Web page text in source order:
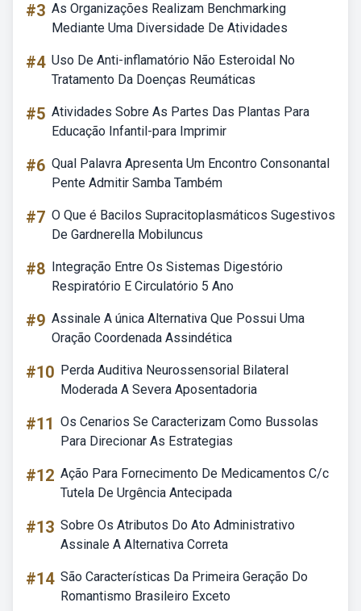
#3 As Organizações Realizam Benchmarking
Mediante Uma Diversidade De Atividades
#4 Uso De Anti-inflamatório Não Esteroidal No
Tratamento Da Doenças Reumáticas
#5 Atividades Sobre As Partes Das Plantas Para
Educação Infantil-para Imprimir
#6 Qual Palavra Apresenta Um Encontro Consonantal
Pente Admitir Samba Também
#7 O Que é Bacilos Supracitoplasmáticos Sugestivos
De Gardnerella Mobiluncus
#8 Integração Entre Os Sistemas Digestório
Respiratório E Circulatório 5 Ano
#9 Assinale A única Alternativa Que Possui Uma
Oração Coordenada Assindética
#10 Perda Auditiva Neurossensorial Bilateral
Moderada A Severa Aposentadoria
#11 Os Cenarios Se Caracterizam Como Bussolas
Para Direcionar As Estrategias
#12 Ação Para Fornecimento De Medicamentos C/c
Tutela De Urgência Antecipada
#13 Sobre Os Atributos Do Ato Administrativo
Assinale A Alternativa Correta
#14 São Características Da Primeira Geração Do
Romantismo Brasileiro Exceto